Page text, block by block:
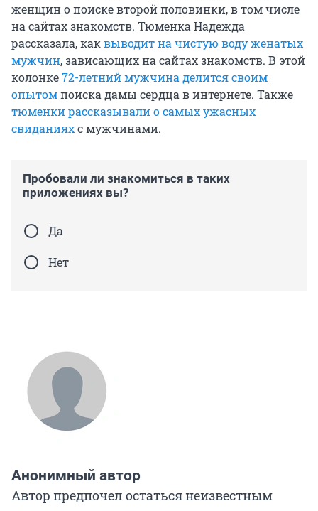
женщин о поиске второй половинки, в том числе
на сайтах знакомств. Тюменка Надежда
рассказала, каквыводит на чистую воду женатых
мужчин, зависающих на сайтах знакомств. В этой
колонке72-летний мужчина делится своим
опытомпоиска дамы сердца в интернете. Также
тюменки рассказывали о самых ужасных
свиданияхс мужчинами.
Пробовали ли знакомиться в таких
приложениях вы?
Да
Нет
Анонимный автор
Автор предпочел остаться неизвестным